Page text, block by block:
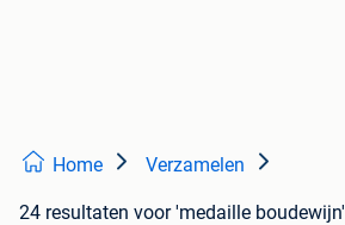
Home Verzamelen
24 resultaten voor 'medaille boudewijn'